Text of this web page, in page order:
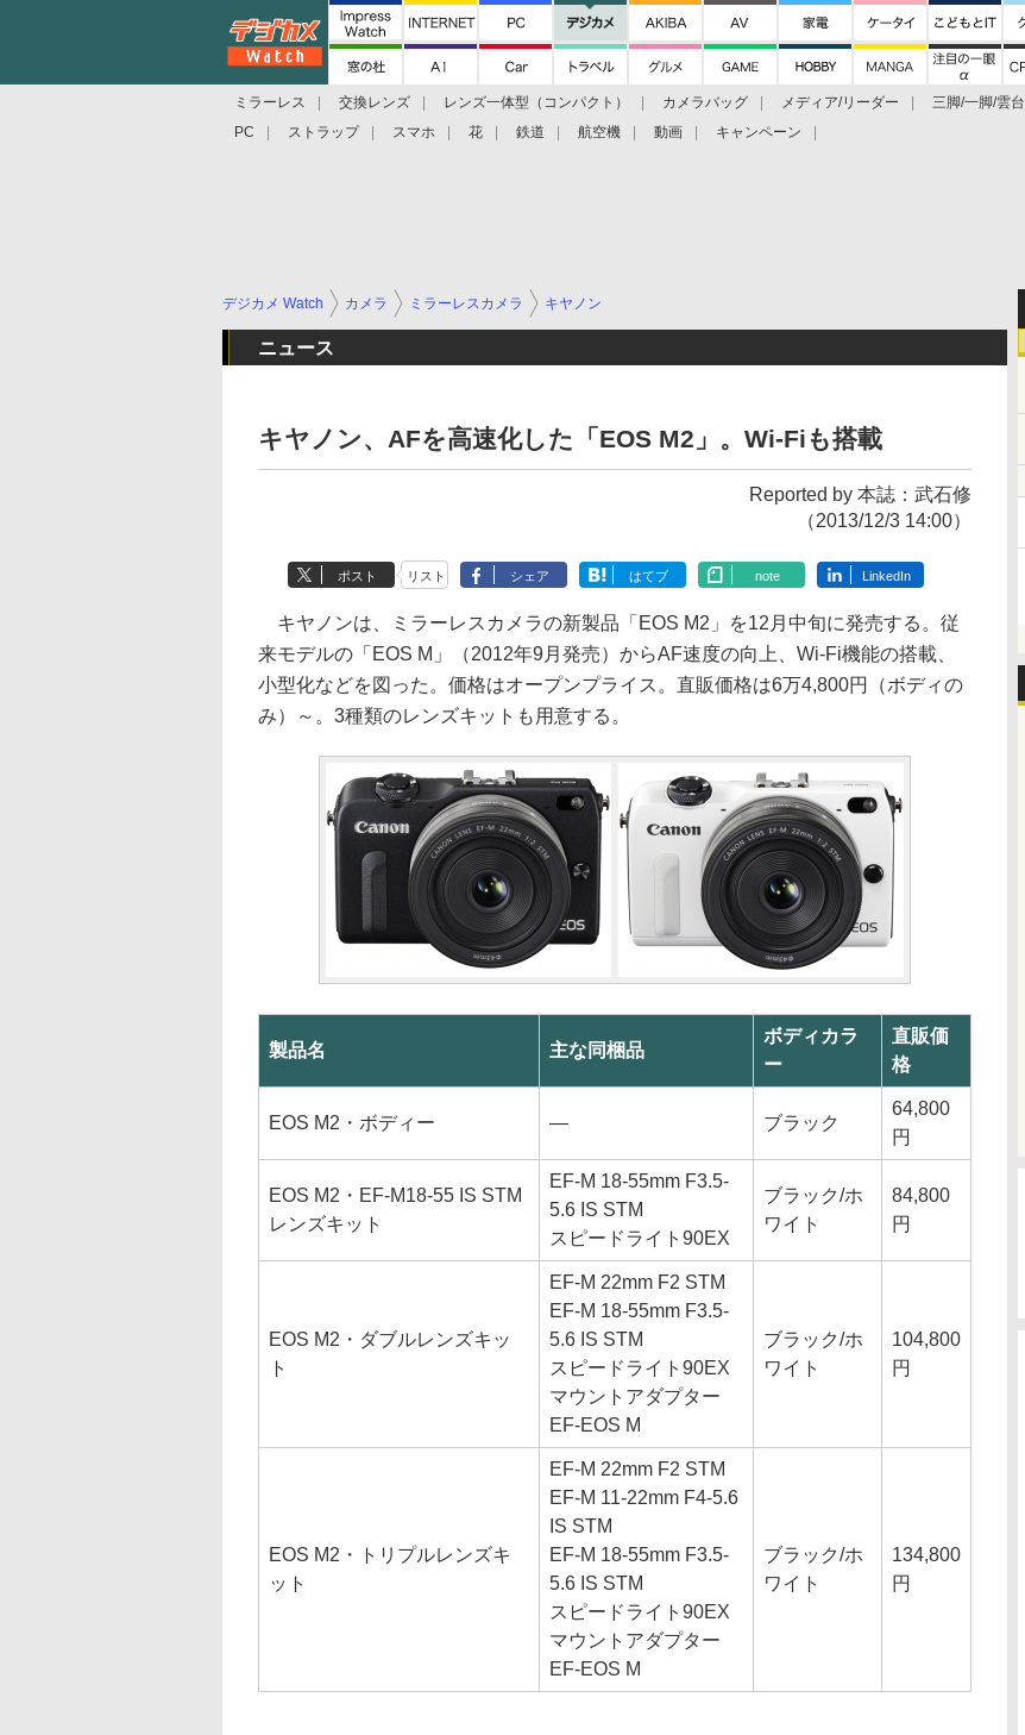
ミラーレス 交換レンズ レンズ一体型（コンパクト） カメラバッグ メディア/リーダー 三脚/一脚/雲台
PC
ストラップ スマホ 花 鉄道 航空機 動画 キャンペーン
デジカメ Watch カメラ ミラーレスカメラ キヤノン
ニュース
キヤノン、AFを高速化した「EOS M2」。Wi-Fiも搭載
Reported by 本誌：武石修
（2013/12/3 14:00）
ポスト リスト シェア はてブ note LinkedIn
キヤノンは、ミラーレスカメラの新製品「EOS M2」を12月中旬に発売する。従
来モデルの「EOS M」（2012年9月発売）からAF速度の向上、Wi-Fi機能の搭載、
小型化などを図った。価格はオープンプライス。直販価格は6万4,800円（ボディの
み）～。3種類のレンズキットも用意する。
製品名 主な同梱品
ボディカラ
ー
直販価
格
EOS M2・ボディー ― ブラック
64,800
円
EOS M2・EF-M18-55 IS STM
レンズキット
EF-M 18-55mm F3.5-
5.6 IS STM
スピードライト90EX
ブラック/ホ
ワイト
84,800
円
EOS M2・ダブルレンズキッ
ト
EF-M 22mm F2 STM
EF-M 18-55mm F3.5-
5.6 IS STM
スピードライト90EX
マウントアダプター
EF-EOS M
ブラック/ホ
ワイト
104,800
円
EOS M2・トリプルレンズキ
ット
EF-M 22mm F2 STM
EF-M 11-22mm F4-5.6
IS STM
EF-M 18-55mm F3.5-
5.6 IS STM
スピードライト90EX
マウントアダプター
EF-EOS M
ブラック/ホ
ワイト
134,800
円